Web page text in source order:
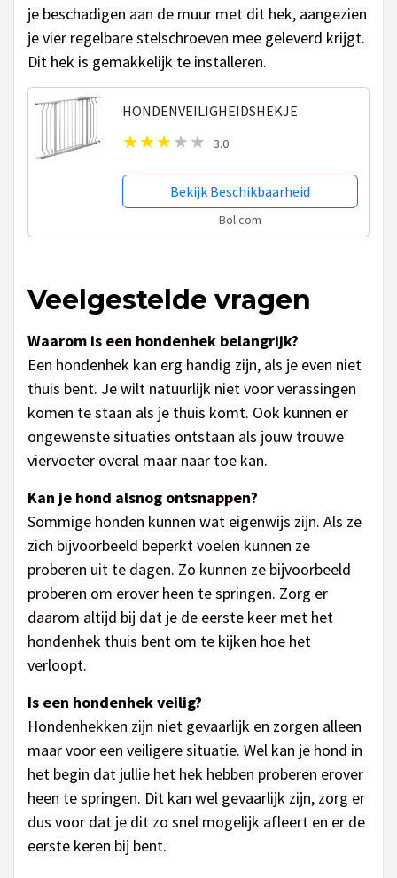
je beschadigen aan de muur met dit hek, aangezien
je vier regelbare stelschroeven mee geleverd krijgt.
Dit hek is gemakkelijk te installeren.
HONDENVEILIGHEIDSHEKJE
3.0
Bekijk Beschikbaarheid
Bol.com
Veelgestelde vragen
Waarom is een hondenhek belangrijk?
Een hondenhek kan erg handig zijn, als je even niet
thuis bent. Je wilt natuurlijk niet voor verassingen
komen te staan als je thuis komt. Ook kunnen er
ongewenste situaties ontstaan als jouw trouwe
viervoeter overal maar naar toe kan.
Kan je hond alsnog ontsnappen?
Sommige honden kunnen wat eigenwijs zijn. Als ze
zich bijvoorbeeld beperkt voelen kunnen ze
proberen uit te dagen. Zo kunnen ze bijvoorbeeld
proberen om erover heen te springen. Zorg er
daarom altijd bij dat je de eerste keer met het
hondenhek thuis bent om te kijken hoe het
verloopt.
Is een hondenhek veilig?
Hondenhekken zijn niet gevaarlijk en zorgen alleen
maar voor een veiligere situatie. Wel kan je hond in
het begin dat jullie het hek hebben proberen erover
heen te springen. Dit kan wel gevaarlijk zijn, zorg er
dus voor dat je dit zo snel mogelijk afleert en er de
eerste keren bij bent.